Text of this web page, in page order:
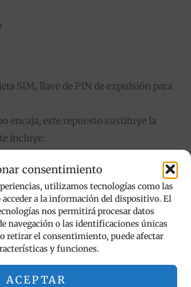
consentimiento
utilizamos tecnologías como las
acceder a la información del dispositivo. El
nos permitirá procesar datos
navegación o las identificaciones únicas
retirar el consentimiento, puede afectar
y funciones.
ACEPTAR
SIM, llave de PIN de expulsión para
encaja, este repuesto sustituye la
incluye:
de apertura
Este